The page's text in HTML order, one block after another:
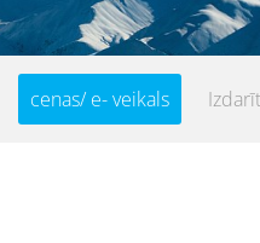
cenas/ e- veikals